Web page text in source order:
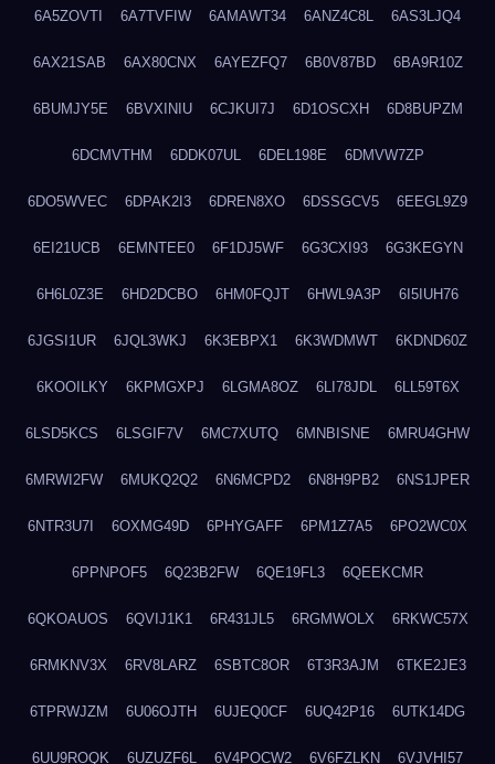
6A5ZOVTI 6A7TVFIW 6AMAWT34 6ANZ4C8L 6AS3LJQ4
6AX21SAB 6AX80CNX 6AYEZFQ7 6B0V87BD 6BA9R10Z
6BUMJY5E 6BVXINIU 6CJKUI7J 6D1OSCXH 6D8BUPZM
6DCMVTHM 6DDK07UL 6DEL198E 6DMVW7ZP
6DO5WVEC 6DPAK2I3 6DREN8XO 6DSSGCV5 6EEGL9Z9
6EI21UCB 6EMNTEE0 6F1DJ5WF 6G3CXI93 6G3KEGYN
6H6L0Z3E 6HD2DCBO 6HM0FQJT 6HWL9A3P 6I5IUH76
6JGSI1UR 6JQL3WKJ 6K3EBPX1 6K3WDMWT 6KDND60Z
6KOOILKY 6KPMGXPJ 6LGMA8OZ 6LI78JDL 6LL59T6X
6LSD5KCS 6LSGIF7V 6MC7XUTQ 6MNBISNE 6MRU4GHW
6MRWI2FW 6MUKQ2Q2 6N6MCPD2 6N8H9PB2 6NS1JPER
6NTR3U7I 6OXMG49D 6PHYGAFF 6PM1Z7A5 6PO2WC0X
6PPNPOF5 6Q23B2FW 6QE19FL3 6QEEKCMR
6QKOAUOS 6QVIJ1K1 6R431JL5 6RGMWOLX 6RKWC57X
6RMKNV3X 6RV8LARZ 6SBTC8OR 6T3R3AJM 6TKE2JE3
6TPRWJZM 6U06OJTH 6UJEQ0CF 6UQ42P16 6UTK14DG
6UU9ROQK 6UZUZF6L 6V4POCW2 6V6FZLKN 6VJVHI57